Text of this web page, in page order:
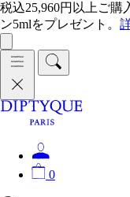
税込25,960円以上ご
ン5mlをプレゼント。
0